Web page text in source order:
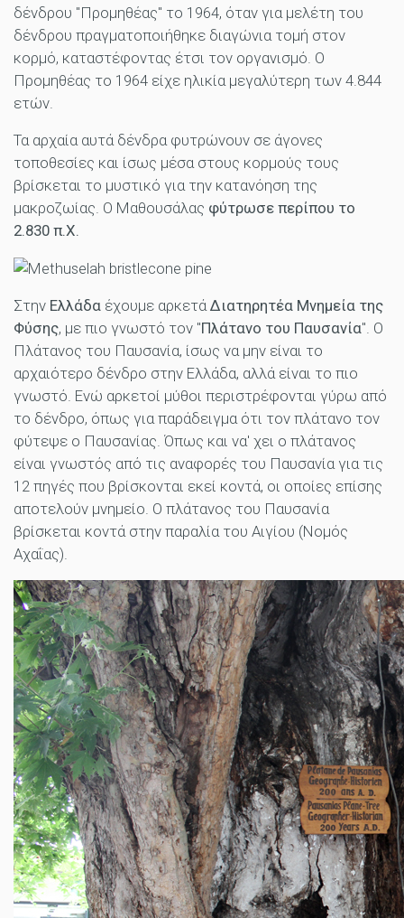
δένδρου "Προμηθέας" το 1964, όταν για μελέτη του
δένδρου πραγματοποιήθηκε διαγώνια τομή στον
κορμό, καταστέφοντας έτσι τον οργανισμό. Ο
Προμηθέας το 1964 είχε ηλικία μεγαλύτερη των 4.844
ετών.
Τα αρχαία αυτά δένδρα φυτρώνουν σε άγονες
τοποθεσίες και ίσως μέσα στους κορμούς τους
βρίσκεται το μυστικό για την κατανόηση της
μακροζωίας. Ο Μαθουσάλας φύτρωσε περίπου το
2.830 π.Χ.
Στην Ελλάδα έχουμε αρκετά Διατηρητέα Μνημεία της
Φύσης, με πιο γνωστό τον "Πλάτανο του Παυσανία". Ο
Πλάτανος του Παυσανία, ίσως να μην είναι το
αρχαιότερο δένδρο στην Ελλάδα, αλλά είναι το πιο
γνωστό. Ενώ αρκετοί μύθοι περιστρέφονται γύρω από
το δένδρο, όπως για παράδειγμα ότι τον πλάτανο τον
φύτεψε ο Παυσανίας. Όπως και να' χει ο πλάτανος
είναι γνωστός από τις αναφορές του Παυσανία για τις
12 πηγές που βρίσκονται εκεί κοντά, οι οποίες επίσης
αποτελούν μνημείο. Ο πλάτανος του Παυσανία
βρίσκεται κοντά στην παραλία του Αιγίου (Νομός
Αχαΐας).